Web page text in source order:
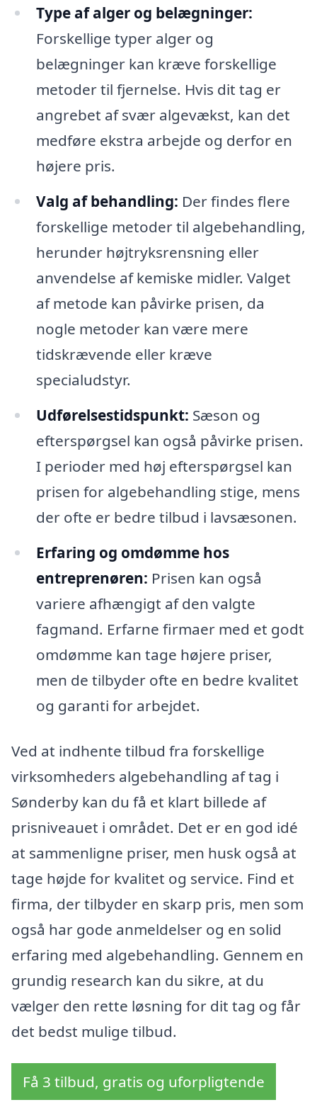
Type af alger og belægninger:
Forskellige typer alger og
belægninger kan kræve forskellige
metoder til fjernelse. Hvis dit tag er
angrebet af svær algevækst, kan det
medføre ekstra arbejde og derfor en
højere pris.
Valg af behandling: Der findes flere
forskellige metoder til algebehandling,
herunder højtryksrensning eller
anvendelse af kemiske midler. Valget
af metode kan påvirke prisen, da
nogle metoder kan være mere
tidskrævende eller kræve
specialudstyr.
Udførelsestidspunkt: Sæson og
efterspørgsel kan også påvirke prisen.
I perioder med høj efterspørgsel kan
prisen for algebehandling stige, mens
der ofte er bedre tilbud i lavsæsonen.
Erfaring og omdømme hos
entreprenøren: Prisen kan også
variere afhængigt af den valgte
fagmand. Erfarne firmaer med et godt
omdømme kan tage højere priser,
men de tilbyder ofte en bedre kvalitet
og garanti for arbejdet.
Ved at indhente tilbud fra forskellige
virksomheders algebehandling af tag i
Sønderby kan du få et klart billede af
prisniveauet i området. Det er en god idé
at sammenligne priser, men husk også at
tage højde for kvalitet og service. Find et
firma, der tilbyder en skarp pris, men som
også har gode anmeldelser og en solid
erfaring med algebehandling. Gennem en
grundig research kan du sikre, at du
vælger den rette løsning for dit tag og får
det bedst mulige tilbud.
Få 3 tilbud, gratis og uforpligtende